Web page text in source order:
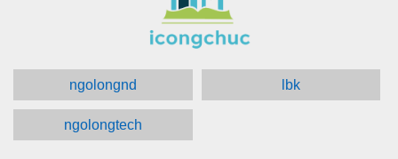
ngolongnd lbk
ngolongtech